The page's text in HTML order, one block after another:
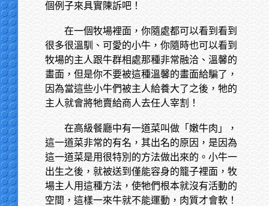
個例子來具實陳訴吧！
在一個牧場裡面，你隨處都可以看到看到
很多很溫馴、可愛的小牛，你隨時也可以看到
牧場的主人跟牛群相處那種非常融洽、溫馨的
畫面，但是你不要被這種溫馨的畫面給騙了，
因為當這些小牛們被主人給養大了之後，牠的
主人就會將牠賣給商人去任人宰割！
在高級餐廳中有一道菜叫做「嫩牛肉」，
這一道菜非常的有名，其出名的原因，是因為
這一道菜是用很特別的方法做出來的。小牛一
出生之後，就被送到僅能容身的籠子裡面，牧
場主人用這種方法，使牠們根本就沒有活動的
空間，這樣一來牛就不能運動，肉質才會軟！